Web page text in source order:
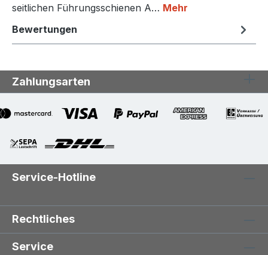
seitlichen Führungsschienen A… Mehr
Bewertungen
Zahlungsarten
Service-Hotline
Rechtliches
Service